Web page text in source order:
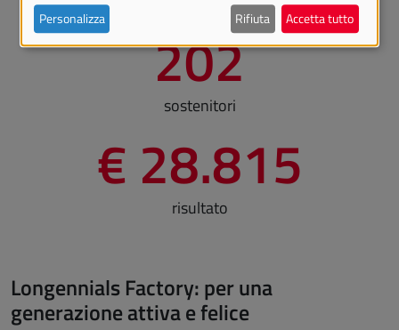
202
sostenitori
€ 28.815
risultato
Longennials Factory: per una
generazione attiva e felice
Personalizza Rifiuta Accetta tutto